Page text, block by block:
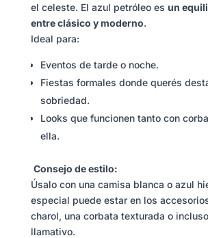
el celeste. El azul petróleo es un
entre clásico y moderno.
Ideal para:
Eventos de tarde o noche.
Fiestas formales donde querés
sobriedad.
Looks que funcionen tanto con
ella.
Consejo de estilo:
Úsalo con una camisa blanca o azul
especial puede estar en los
charol, una corbata texturada o
llamativo.